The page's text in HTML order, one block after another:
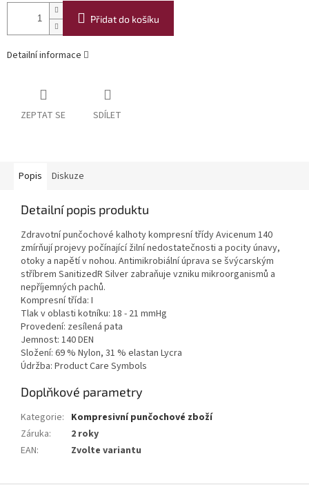
Přidat do košíku
Detailní informace
ZEPTAT SE SDÍLET
Popis Diskuze
Detailní popis produktu
Zdravotní punčochové kalhoty kompresní třídy Avicenum 140
zmírňují projevy počínající žilní nedostatečnosti a pocity únavy,
otoky a napětí v nohou. Antimikrobiální úprava se švýcarským
stříbrem SanitizedR Silver zabraňuje vzniku mikroorganismů a
nepříjemných pachů.
Kompresní třída: I
Tlak v oblasti kotníku: 18 - 21 mmHg
Provedení: zesílená pata
Jemnost: 140 DEN
Složení: 69 % Nylon, 31 % elastan Lycra
Údržba: Product Care Symbols
Doplňkové parametry
Kategorie: Kompresivní punčochové zboží
Záruka:
2 roky
EAN: Zvolte variantu